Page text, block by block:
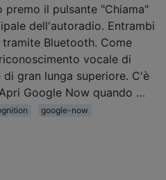
premo il pulsante "Chiama"
dell'autoradio. Entrambi
Bluetooth. Come
vocale di
di gran lunga superiore. C'è
Google Now quando …
google-now